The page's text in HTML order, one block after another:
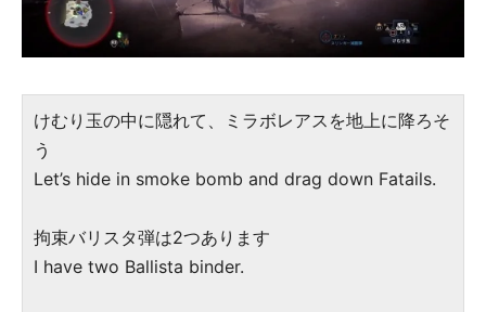
けむり玉の中に隠れて、ミラボレアスを地上に降ろそ
う
Let’s hide in smoke bomb and drag down Fatails.
拘束バリスタ弾は2つあります
I have two Ballista binder.